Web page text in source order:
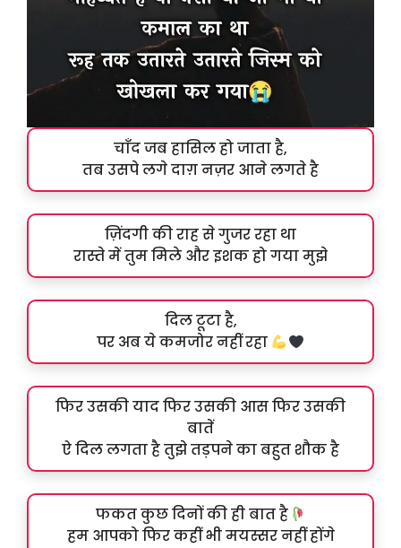
चाँद जब हासिल हो जाता है,
तब उसपे लगे दाग़ नज़र आने लगते है
ज़िंदगी की राह से गुजर रहा था
रास्ते में तुम मिले और इशक हो गया मुझे
दिल टूटा है,
पर अब ये कमजोर नहीं रहा
फिर उसकी याद फिर उसकी आस फिर उसकी
बातें
ऐ दिल लगता है तुझे तड़पने का बहुत शौक है
फकत कुछ दिनों की ही बात है
हम आपको फिर कहीं भी मयस्सर नहीं होंगे